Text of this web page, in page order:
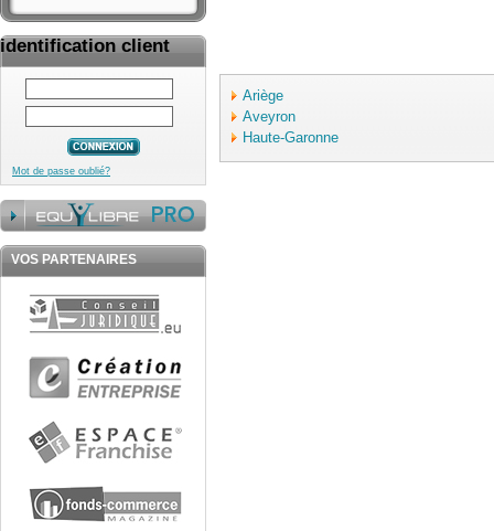
identification client
Mot de passe oublié?
VOS PARTENAIRES
Ariège
Aveyron
Haute-Garonne